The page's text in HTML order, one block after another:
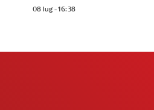
08 lug - 16:38